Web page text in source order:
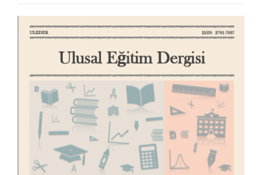
Article
Sidebar